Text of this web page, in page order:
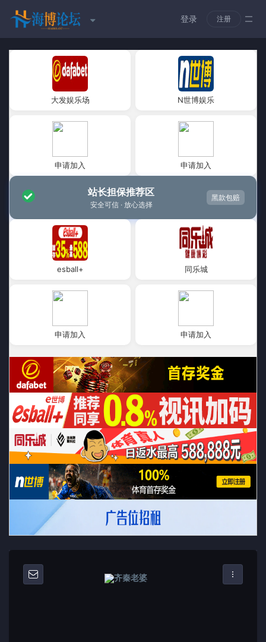
登录 注册
大发娱乐场 N世博娱乐
申请加入 申请加入
站长担保推荐区
安全可信 · 放心选择
黑款包赔
esball+ 同乐城
申请加入 申请加入